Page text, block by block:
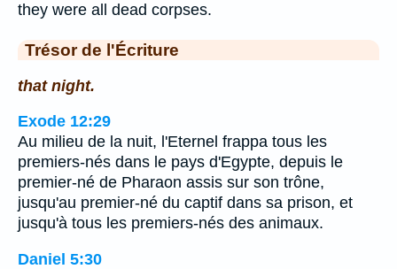
they were all dead corpses.
Trésor de l'Écriture
that night.
Exode 12:29
Au milieu de la nuit, l'Eternel frappa tous les
premiers-nés dans le pays d'Egypte, depuis le
premier-né de Pharaon assis sur son trône,
jusqu'au premier-né du captif dans sa prison, et
jusqu'à tous les premiers-nés des animaux.
Daniel 5:30